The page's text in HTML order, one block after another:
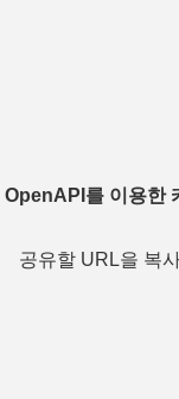
OpenAPI를 이용한
공유할 URL을 복